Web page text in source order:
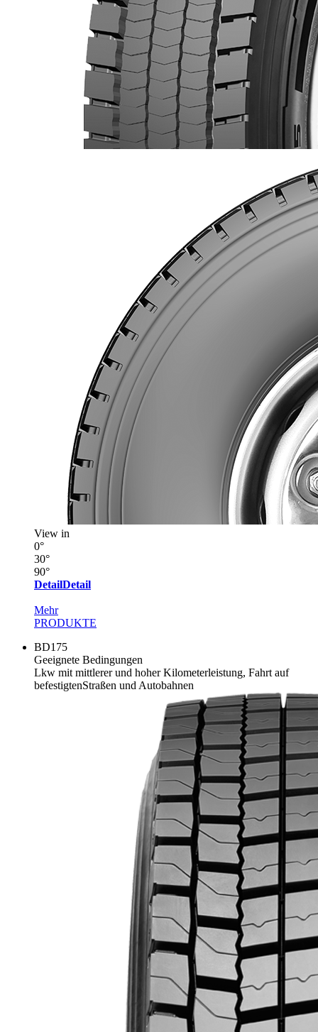
View in
0°
30°
90°
DetailDetail
Mehr
PRODUKTE
BD175
Geeignete Bedingungen
Lkw mit mittlerer und hoher Kilometerleistung, Fahrt auf
befestigtenStraßen und Autobahnen